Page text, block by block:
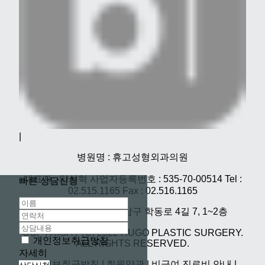
빠른 상담신청
개인정보취급방침
자세히
병원명 : 휴고성형외과의원
대표자 : 양성혁 사업자등록번호 : 535-70-00514 Tel :
02.515.1165 Fax : 02.516.1165
주소 : 서울특별시 강남구 학동로 4길 7, 1~2층
COPYRIGHT (C) 2022 HUGO PLASTIC SURGERY.
ALL RIGHTS RESERVED.